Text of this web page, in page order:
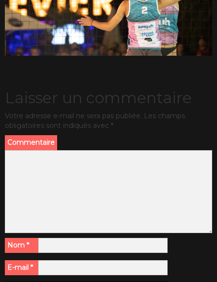
Laisser un commentaire
Votre adresse e-mail ne sera pas publiée. Les champs
obligatoires sont indiqués avec *
Commentaire
Nom *
E-mail *